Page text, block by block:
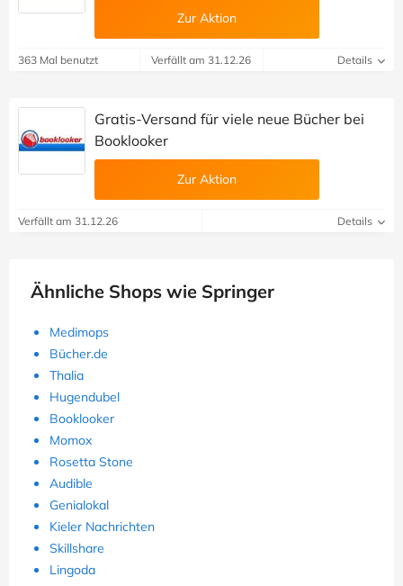
Zur Aktion
363 Mal benutzt Verfällt am 31.12.26 Details
Gratis-Versand für viele neue Bücher bei
Booklooker
Zur Aktion
Verfällt am 31.12.26 Details
Ähnliche Shops wie Springer
Medimops
Bücher.de
Thalia
Hugendubel
Booklooker
Momox
Rosetta Stone
Audible
Genialokal
Kieler Nachrichten
Skillshare
Lingoda